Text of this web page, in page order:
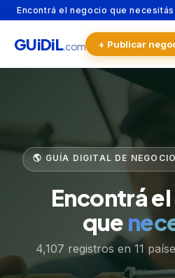
Encontrá el negocio que necesitás
GUiDiL.com + Publicar
🌎 GUÍA DIGITAL DE
Encontrá
que
4,107 registros en 11